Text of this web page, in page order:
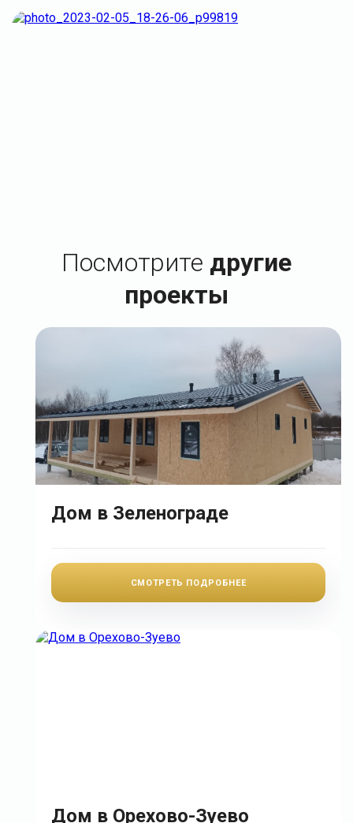
Посмотрите другие
проекты
Дом в Зеленограде
СМОТРЕТЬ ПОДРОБНЕЕ
Дом в Орехово-Зуево